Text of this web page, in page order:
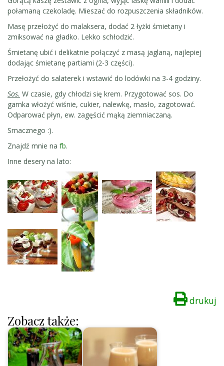
połamaną czekoladę. Mieszać do rozpuszczenia składników.
Masę przełożyć do malaksera, dodać 2 łyżki śmietany i
zmiksować na gładko. Lekko schłodzić.
Śmietanę ubić i delikatnie połączyć z masą jaglaną, najlepiej
dodając śmietanę partiami (2-3 części).
Przełożyć do salaterek i wstawić do lodówki na 3-4 godziny.
Sos. W czasie, gdy chłodzi się krem. Przygotować sos. Do
garnka włożyć wiśnie, cukier, nalewkę, masło, zagotować.
Odparować płyn, ew. zagęścić mąką ziemniaczaną.
Smacznego :).
Znajdź mnie na fb.
Inne desery na lato:
drukuj
Zobacz także: